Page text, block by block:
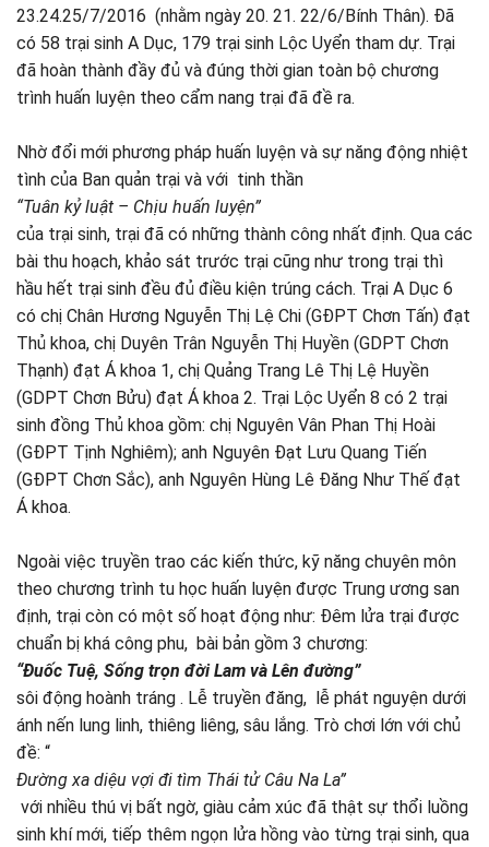
23.24.25/7/2016 (nhằm ngày 20. 21. 22/6/Bính Thân). Đã
có 58 trại sinh A Dục, 179 trại sinh Lộc Uyển tham dự. Trại
đã hoàn thành đầy đủ và đúng thời gian toàn bộ chương
trình huấn luyện theo cẩm nang trại đã đề ra.
Nhờ đổi mới phương pháp huấn luyện và sự năng động nhiệt
tình của Ban quản trại và với tinh thần
“Tuân kỷ luật – Chịu huấn luyện”
của trại sinh, trại đã có những thành công nhất định. Qua các
bài thu hoạch, khảo sát trước trại cũng như trong trại thì
hầu hết trại sinh đều đủ điều kiện trúng cách. Trại A Dục 6
có chị Chân Hương Nguyễn Thị Lệ Chi (GĐPT Chơn Tấn) đạt
Thủ khoa, chị Duyên Trân Nguyễn Thị Huyền (GDPT Chơn
Thạnh) đạt Á khoa 1, chị Quảng Trang Lê Thị Lệ Huyền
(GDPT Chơn Bửu) đạt Á khoa 2. Trại Lộc Uyển 8 có 2 trại
sinh đồng Thủ khoa gồm: chị Nguyên Vân Phan Thị Hoài
(GĐPT Tịnh Nghiêm); anh Nguyên Đạt Lưu Quang Tiến
(GĐPT Chơn Sắc), anh Nguyên Hùng Lê Đăng Như Thế đạt
Á khoa.
Ngoài việc truyền trao các kiến thức, kỹ năng chuyên môn
theo chương trình tu học huấn luyện được Trung ương san
định, trại còn có một số hoạt động như: Đêm lửa trại được
chuẩn bị khá công phu, bài bản gồm 3 chương:
“Đuốc Tuệ, Sống trọn đời Lam và Lên đường”
sôi động hoành tráng . Lễ truyền đăng, lễ phát nguyện dưới
ánh nến lung linh, thiêng liêng, sâu lắng. Trò chơi lớn với chủ
đề: “
Đường xa diệu vợi đi tìm Thái tử Câu Na La”
với nhiều thú vị bất ngờ, giàu cảm xúc đã thật sự thổi luồng
sinh khí mới, tiếp thêm ngọn lửa hồng vào từng trại sinh, qua